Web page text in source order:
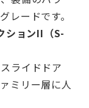
レードです。
ションII（S-
ライドドア
ミリー層に人